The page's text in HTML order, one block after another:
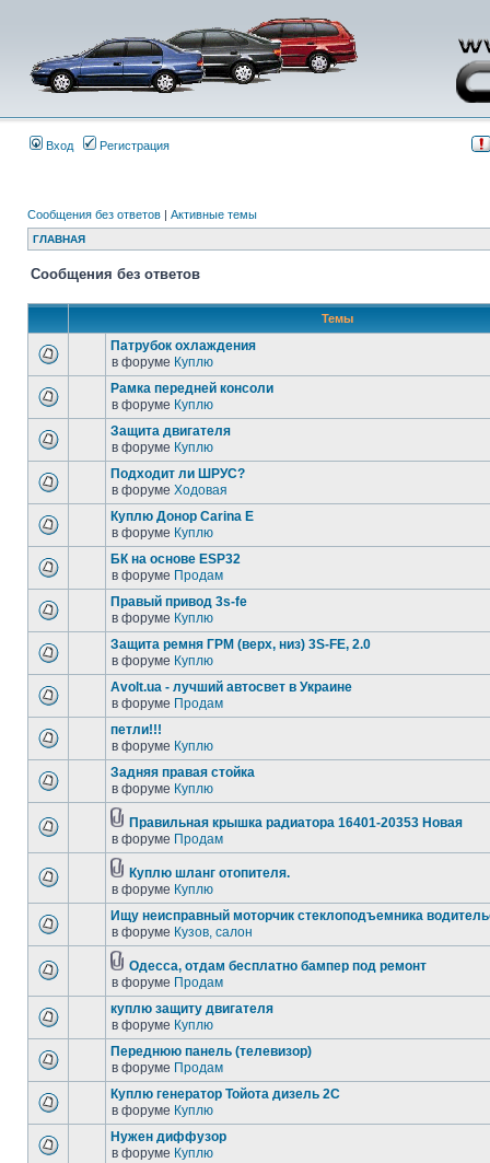
Вход Регистрация
Сообщения без ответов | Активные темы
ГЛАВНАЯ
Сообщения без ответов
Темы
Патрубок охлаждения
в форуме Куплю
Рамка передней консоли
в форуме Куплю
Защита двигателя
в форуме Куплю
Подходит ли ШРУС?
в форуме Ходовая
Куплю Донор Carina E
в форуме Куплю
БК на основе ESP32
в форуме Продам
Правый привод 3s-fe
в форуме Куплю
Защита ремня ГРМ (верх, низ) 3S-FE, 2.0
в форуме Куплю
Avolt.ua - лучший автосвет в Украине
в форуме Продам
петли!!!
в форуме Куплю
Задняя правая стойка
в форуме Куплю
Правильная крышка радиатора 16401-20353 Новая
в форуме Продам
Куплю шланг отопителя.
в форуме Куплю
Ищу неисправный моторчик стеклоподъемника
в форуме Кузов, салон
Одесса, отдам бесплатно бампер под ремонт
в форуме Продам
куплю защиту двигателя
в форуме Куплю
Переднюю панель (телевизор)
в форуме Продам
Куплю генератор Тойота дизель 2С
в форуме Куплю
Нужен диффузор
в форуме Куплю